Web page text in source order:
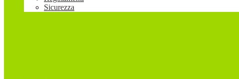
Sicurezza